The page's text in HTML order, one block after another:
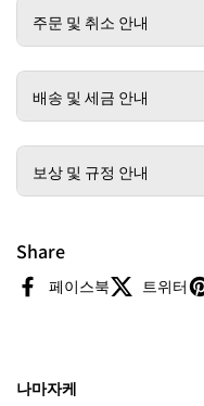
주문 및 취소 안내
배송 및 세금 안내
보상 및 규정 안내
Share
페이스북 트위터
나마자케